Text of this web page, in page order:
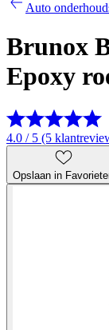
Auto
Brunox
Epoxy
4.0 / 5 (5
Opslaan in